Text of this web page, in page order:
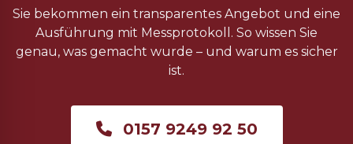
Sie bekommen ein transparentes Angebot und eine
Ausführung mit Messprotokoll. So wissen Sie
genau, was gemacht wurde – und warum es sicher
ist.
0157 9249 92 50